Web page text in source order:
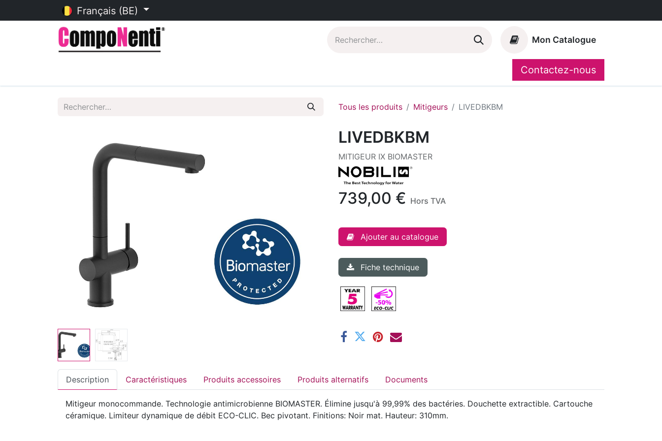
Français (BE)
Mon Catalogue
CompoShop
Contactez-nous
Tous les produits Mitigeurs LIVEDBKBM
LIVEDBKBM
MITIGEUR IX BIOMASTER
739,00 € Hors TVA
Ajouter au catalogue
Fiche technique
Description Caractéristiques Produits accessoires Produits alternatifs Documents
Mitigeur monocommande. Technologie antimicrobienne BIOMASTER. Élimine jusqu'à 99,99% des bactéries. Douchette extractible. Cartouche
céramique. Limiteur dynamique de débit ECO-CLIC. Bec pivotant. Finitions: Noir mat. Hauteur: 310mm.